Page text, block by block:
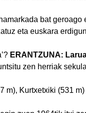
bat geroago
eta euskara
ERANTZUNA:
zen herriak
m), Kurtxetxiki (531